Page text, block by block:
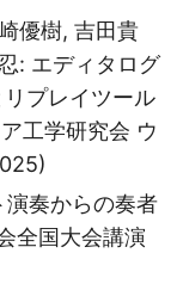
優樹, 吉田貴
: エディタログ
プレイツール
工学研究会 ウ
奏からの奏者
全国大会講演